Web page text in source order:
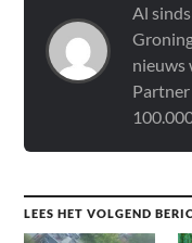
Al
nieuws
LEES HET VOLGEND